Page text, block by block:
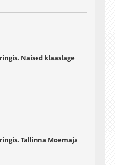
Naised klaaslage
Tallinna Moemaja